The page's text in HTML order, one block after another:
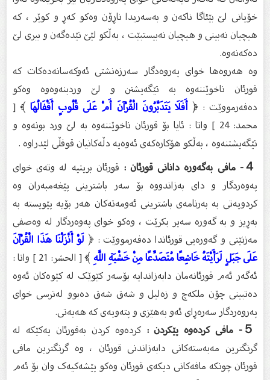
خۆیانی لێ بێئاگا ناکەن و بەسەریدا ناڕۆن وەکو کەڕ و کوێر ، کە
هیچیان نەبینی و هیچیان نەبیستبێت ، بەڵکو لێێ تێدەگەن و بیری لێ
دەکەنەوە.
وە هەروەها خوای پەروەدگار سەرزەنشتی ئەوکەسانەدەکات کە
قورئان ناخوێننەوە بە تێگەیشتن و لێ وردبنەوەوە وەکو
دەفەرمووێت : ﴿أَفَلَا يَتَدَبَّرُونَ الْقُرْآنَ أَمْ عَلَى قُلُوبٍ أَقْفَالُهَا﴾ [
محمد: 24 ] واتا : ئایا بۆ قورئان ناخوێننەوە بە لێ ورد بونەوە و
تێگەیشتنەوە ، بەڵکو هۆکارەکەی ئەوەیە دڵەکانیان قوفڵی لێدراوە .
４- مافی بەگەورە دانانی قورئان :
قورئان بریتیە لە وتەی خوای
پەوەردگار و دای بەزاندووە بۆ سەر باشترینی پێغەمبەران وە
کردویەتی بە بەرنامەی باشترینی ئەومەتەکان هەر بۆیە پێویستە بە
بەڕیز و بە گەورە سەیر بکرێت ، وەکو خوای پەوەردگار لە وەصفی
مەزنێتی و گەورەیی قورئاندا دەفەرمووێت : ﴿ لَوْ أَنْزَلْنَا هَذَا الْقُرْآنَ
عَلَى جَبَلٍ لَرَأَيْتَهُ خَاشِعًا مُتَصَدِّعًا مِنْ خَشْيَةِ اللَّهِ
﴾ [ الحشر: 21 ] واتا :
ئەگەر ئەم قورئانەمان دابەزاندایە بۆسەر کێوێک لە کێوەکان ئەوە
دەتبینی چۆن ملکەچ و زەلیل و شەق شەق دەبوو لەترسی خوای
پەروەردگار سەرەڕای ئەو بەهێزی و پتەویەی کە هەیەتی.
５- مافی کردەوە پێکردن :
کردەوە کردن بەقورئان یەکێکە لە
گرنگترین مەبەستەکانی دابەزاندنی قورئان ، وە گرنگترین مافی
قورئان چونکە مافەکانی دیکەی قورئان وەکو پێشەکیەک وان بۆ ئەم